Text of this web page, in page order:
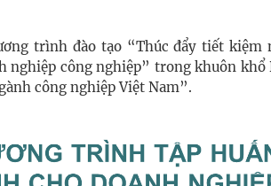
trình đào tạo “Thúc đẩy tiết kiệm
nghiệp công nghiệp” trong khuôn
công nghiệp Việt Nam”.